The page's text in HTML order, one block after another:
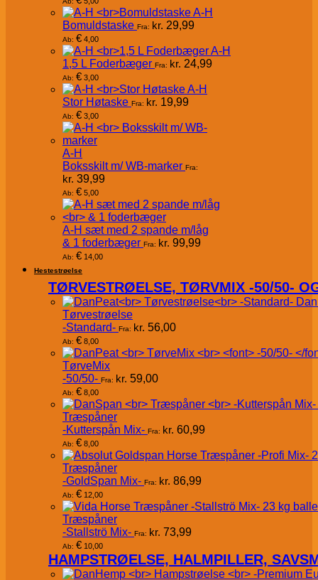
A-H
Bomuldstaske Fra: kr. 29,99
Ab: € 4,00
A-H
1,5 L Foderbæger Fra: kr. 24,99
Ab: € 3,00
A-H
Stor Høtaske Fra: kr. 19,99
Ab: € 3,00
A-H
Boksskilt m/ WB-marker Fra:
kr. 39,99
Ab: € 5,00
A-H sæt med 2 spande m/låg
& 1 foderbæger Fra: kr. 99,99
Ab: € 14,00
Hestestrøelse
TØRVESTRØELSE, TØRVMIX -50/50-
Tørvestrøelse
-Standard- Fra: kr. 56,00
Ab: € 8,00
TørveMix
-50/50- Fra: kr. 59,00
Ab: € 8,00
Træspåner
-Kutterspån Mix- Fra: kr. 60,99
Ab: € 8,00
Træspåner
-GoldSpan Mix- Fra: kr. 86,99
Ab: € 12,00
Træspåner
-Stallströ Mix- Fra: kr. 73,99
Ab: € 10,00
HAMPSTRØELSE, HALMPILLER,